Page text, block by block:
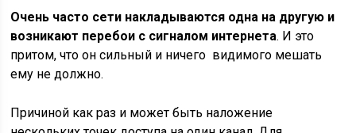
Очень часто сети накладываются одна на другую и
возникают перебои с сигналом интернета. И это
притом, что он сильный и ничего видимого мешать
ему не должно.
Причиной как раз и может быть наложение